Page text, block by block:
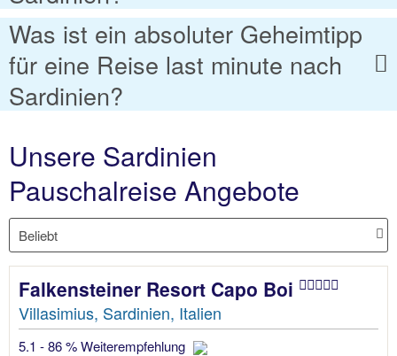
Was ist ein absoluter Geheimtipp
für eine Reise last minute nach
Sardinien?
Unsere Sardinien
Pauschalreise Angebote
Falkensteiner Resort Capo Boi
Villasimius, Sardinien, Italien
5.1 - 86 % Weiterempfehlung